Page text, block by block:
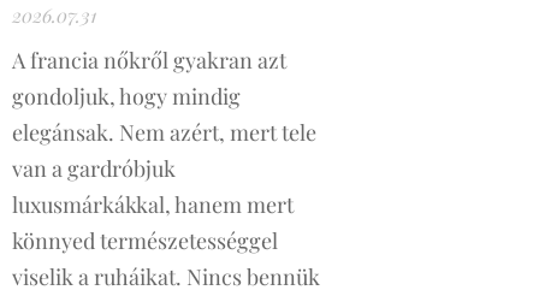
2026.07.31
A francia nőkről gyakran azt
gondoljuk, hogy mindig
elegánsak. Nem azért, mert tele
van a gardróbjuk
luxusmárkákkal, hanem mert
könnyed természetességgel
viselik a ruháikat. Nincs bennük